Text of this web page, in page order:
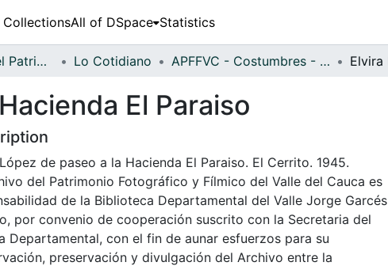
CollectionsAll of DSpace Statistics
Fondo Archivo del Patrimonio Fotográfico y Fílmico del Valle del Cauca Lo Cotidiano APFFVC - Costumbres - Patrimonial
El Paraiso
de paseo a la Hacienda El Paraiso. El Cerrito. 1945.
del Patrimonio Fotográfico y Fílmico del Valle del Cauca es
de la Biblioteca Departamental del Valle Jorge Garcés
por convenio de cooperación suscrito con la Secretaria del
Departamental, con el fin de aunar esfuerzos para su
preservación y divulgación del Archivo entre la